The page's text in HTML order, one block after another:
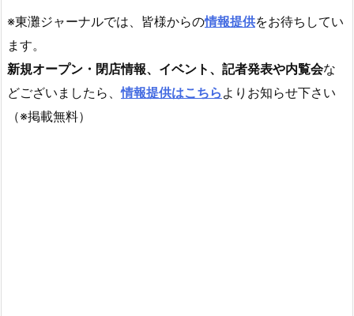
※東灘ジャーナルでは、皆様からの情報提供をお待ちしてい
ます。
新規オープン・閉店情報、イベント、記者発表や内覧会な
どございましたら、情報提供はこちら よりお知らせ下さい
（※掲載無料）